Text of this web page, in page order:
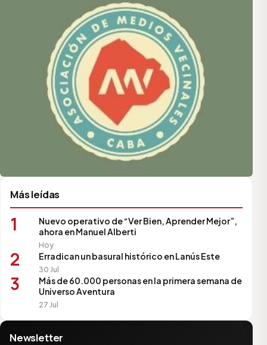
Más leídas
1
Nuevo operativo de “Ver Bien, Aprender Mejor”,
ahora en Manuel Alberti
Hoy
2 Erradican un basural histórico en Lanús Este
30 Jul
3
Más de 60.000 personas en la primera semana de
Universo Aventura
27 Jul
Newsletter